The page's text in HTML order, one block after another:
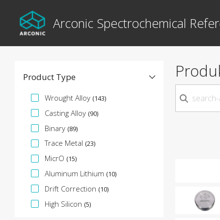
Arconic Spectrochemical
Product Type
Spezifikationsfacette
Wrought Alloy (143)
Casting Alloy (90)
Binary (89)
Trace Metal (23)
MicrO (15)
Aluminum Lithium (10)
Drift Correction (10)
High Silicon (5)